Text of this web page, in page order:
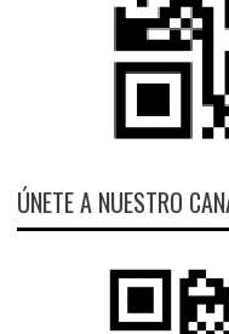
ÚNETE A NUESTRO